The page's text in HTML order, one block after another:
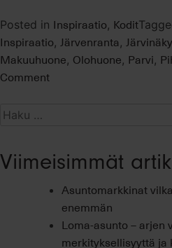
Posted in Inspiraatio, Kodit
Inspiraatio, Järvenranta ,
Makuuhuone, Olohuone, Parvi,
Commenton
varjo
valloilleen
Haku:
Viimeisimmät
Asuntomarkkinat
enemmän
Loma-asunto – arjen
merkityksellisyyttä ja